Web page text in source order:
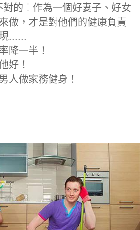
的！作為一個好妻子、好女
做，才是對他們的健康負責
......
降一半！
好！
人做家務健身！